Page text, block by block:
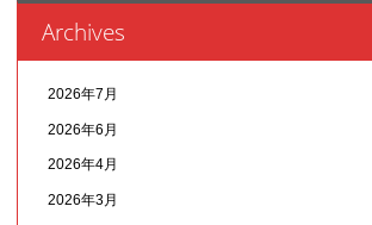
Archives
2026年7月
2026年6月
2026年4月
2026年3月